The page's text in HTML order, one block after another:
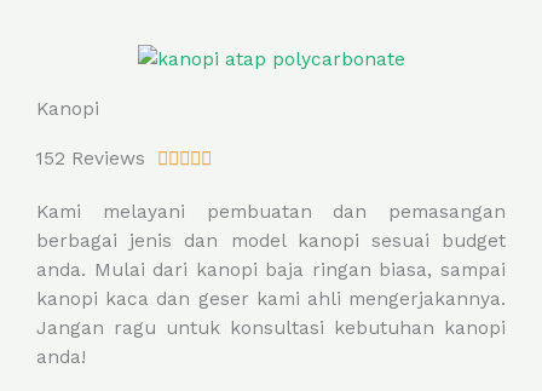
Kanopi
152 Reviews 
t
e
d
5
o
Kami melayani pembuatan dan pemasangan
berbagai jenis dan model kanopi sesuai budget
anda. Mulai dari kanopi baja ringan biasa, sampai
kanopi kaca dan geser kami ahli mengerjakannya.
Jangan ragu untuk konsultasi kebutuhan kanopi
anda!